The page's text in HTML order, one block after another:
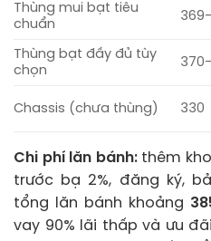
Thùng mui bạt tiêu
chuẩn
Thùng bạt đầy đủ tùy
chọn
Chassis (chưa thùng) 330
Chi phí lăn bánh:thêm
trước bạ 2%, đăng ký,
tổng lăn bánh khoảng
vay 90% lãi thấp và ưu